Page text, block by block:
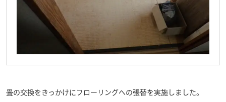
畳の交換をきっかけにフローリングへの張替を実施しました。